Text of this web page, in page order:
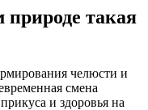
такая
челюсти и
смена
и здоровья на